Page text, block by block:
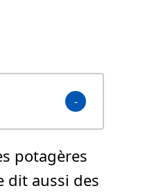
potagères
dit aussi des